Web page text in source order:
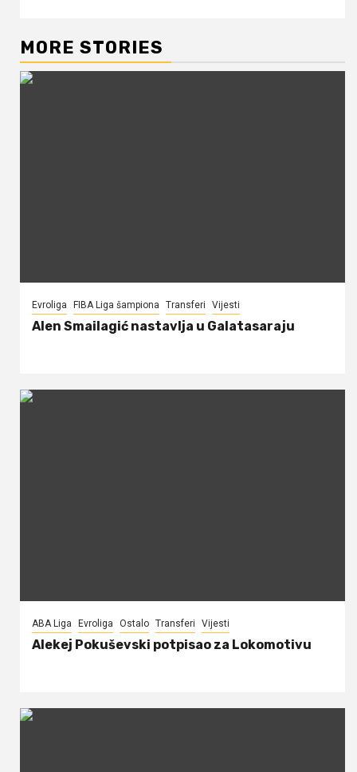
MORE STORIES
Evroliga FIBA Liga šampiona Transferi Vijesti
Alen Smailagić nastavlja u Galatasaraju
ABA Liga Evroliga Ostalo Transferi Vijesti
Alekej Pokuševski potpisao za Lokomotivu